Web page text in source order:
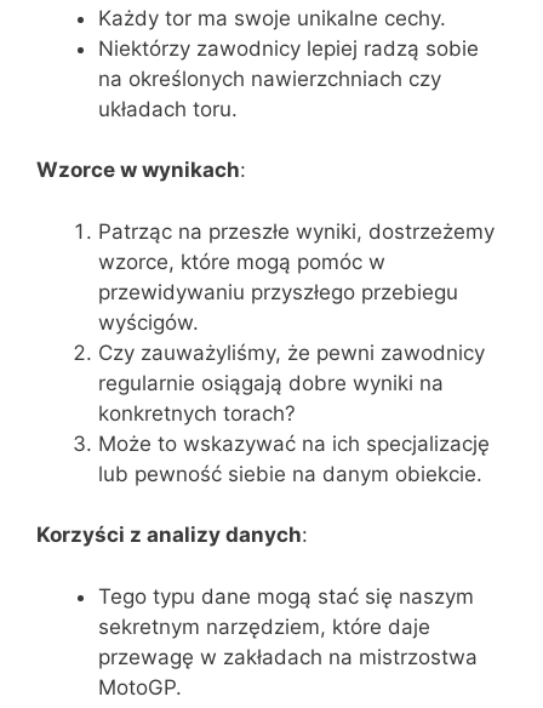
Każdy tor ma swoje unikalne cechy.
Niektórzy zawodnicy lepiej radzą sobie
na określonych nawierzchniach czy
układach toru.
Wzorce w wynikach:
Patrząc na przeszłe wyniki, dostrzeżemy
wzorce, które mogą pomóc w
przewidywaniu przyszłego przebiegu
wyścigów.
Czy zauważyliśmy, że pewni zawodnicy
regularnie osiągają dobre wyniki na
konkretnych torach?
Może to wskazywać na ich specjalizację
lub pewność siebie na danym obiekcie.
Korzyści z analizy danych:
Tego typu dane mogą stać się naszym
sekretnym narzędziem, które daje
przewagę w zakładach na mistrzostwa
MotoGP.